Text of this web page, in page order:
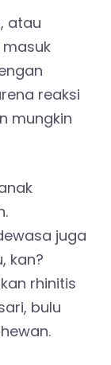
atau
reaksi
mungkin
juga
kan?
rhinitis
bulu